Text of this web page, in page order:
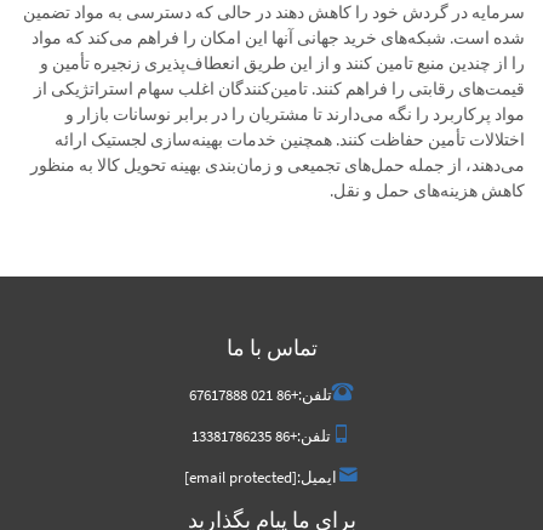
سرمایه در گردش خود را کاهش دهند در حالی که دسترسی به مواد تضمین
شده است. شبکه‌های خرید جهانی آنها این امکان را فراهم می‌کند که مواد
را از چندین منبع تامین کنند و از این طریق انعطاف‌پذیری زنجیره تأمین و
قیمت‌های رقابتی را فراهم کنند. تامین‌کنندگان اغلب سهام استراتژیکی از
مواد پرکاربرد را نگه می‌دارند تا مشتریان را در برابر نوسانات بازار و
اختلالات تأمین حفاظت کنند. همچنین خدمات بهینه‌سازی لجستیک ارائه
می‌دهند، از جمله حمل‌های تجمیعی و زمان‌بندی بهینه تحویل کالا به منظور
کاهش هزینه‌های حمل و نقل.
تماس با ما
تلفن:+86 021 67617888
تلفن:+86 13381786235
ایمیل:[email protected]
برای ما پیام بگذارید